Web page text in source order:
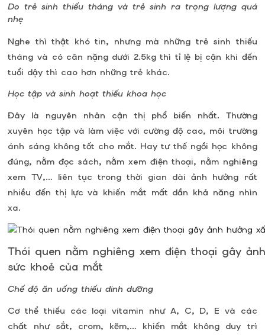
Do trẻ sinh thiếu tháng và trẻ sinh ra trọng lượng quá
nhẹ
Nghe thì thật khó tin, nhưng mà những trẻ sinh thiếu
tháng và có cân nặng dưới 2.5kg thì tỉ lệ bị cận khi đến
tuổi dậy thì cao hơn những trẻ khác.
Học tập và sinh hoạt thiếu khoa học
Đây là nguyên nhân cận thị phổ biến nhất. Thường
xuyên học tập và làm việc với cường độ cao, môi trường
ánh sáng không tốt cho mắt. Hay tư thế ngồi học không
đúng, nằm đọc sách, nằm xem điện thoại, nằm nghiêng
xem TV,… liên tục trong thời gian dài ảnh hưởng rất
nhiều đến thị lực và khiến mắt mất dần khả năng nhìn
xa.
Thói quen nằm nghiêng xem điện thoại gây
sức khoẻ của mắt
Chế độ ăn uống thiếu dinh dưỡng
Cơ thể thiếu các loại vitamin như A, C, D, E và các
chất như sắt, crom, kẽm,… khiến mắt không duy trì